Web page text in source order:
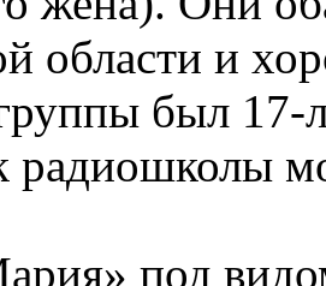
области и
был
радиошколы
под